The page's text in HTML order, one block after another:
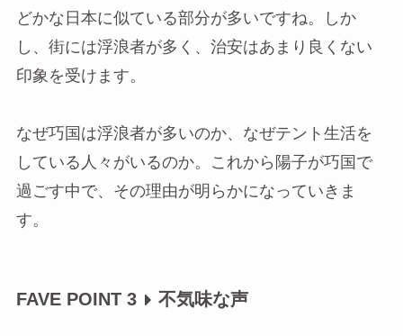
どかな日本に似ている部分が多いですね。しか
し、街には浮浪者が多く、治安はあまり良くない
印象を受けます。
なぜ巧国は浮浪者が多いのか、なぜテント生活を
している人々がいるのか。これから陽子が巧国で
過ごす中で、その理由が明らかになっていきま
す。
FAVE POINT 3 不気味な声